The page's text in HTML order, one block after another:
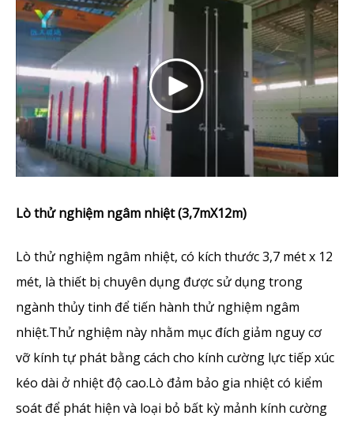
Lò thử nghiệm ngâm nhiệt (3,7mX12m)
Lò thử nghiệm ngâm nhiệt, có kích thước 3,7 mét x 12
mét, là thiết bị chuyên dụng được sử dụng trong
ngành thủy tinh để tiến hành thử nghiệm ngâm
nhiệt.Thử nghiệm này nhằm mục đích giảm nguy cơ
vỡ kính tự phát bằng cách cho kính cường lực tiếp xúc
kéo dài ở nhiệt độ cao.Lò đảm bảo gia nhiệt có kiểm
soát để phát hiện và loại bỏ bất kỳ mảnh kính cường